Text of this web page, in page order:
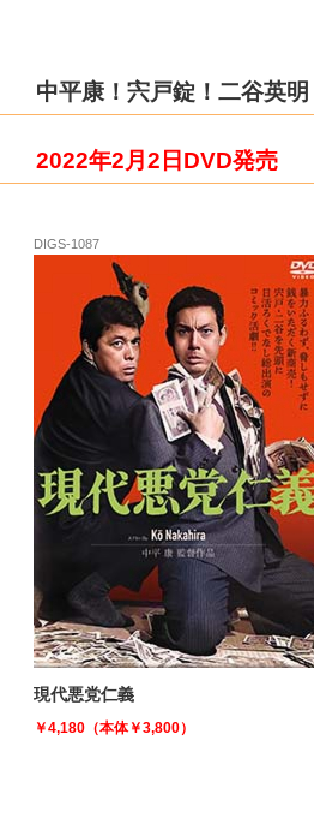
中平康！宍戸錠！二谷英
2022年2月2日DVD発売
DIGS-1087
現代悪党仁義
￥4,180（本体￥3,800）